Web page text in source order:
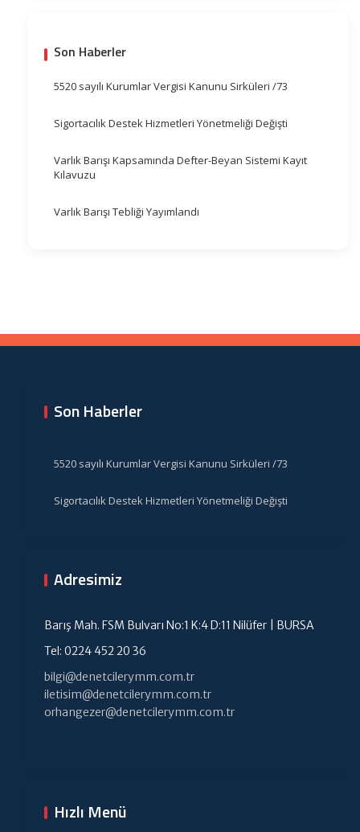
Son Haberler
5520 sayılı Kurumlar Vergisi Kanunu Sirküleri /73
Sigortacılık Destek Hizmetleri Yönetmeliği Değişti
Varlık Barışı Kapsamında Defter-Beyan Sistemi Kayıt
Kılavuzu
Varlık Barışı Tebliği Yayımlandı
Son Haberler
5520 sayılı Kurumlar Vergisi Kanunu Sirküleri /73
Sigortacılık Destek Hizmetleri Yönetmeliği Değişti
Adresimiz
Barış Mah. FSM Bulvarı No:1 K:4 D:11 Nilüfer | BURSA
Tel: 0224 452 20 36
bilgi@denetcilerymm.com.tr
iletisim@denetcilerymm.com.tr
orhangezer@denetcilerymm.com.tr
Hızlı Menü